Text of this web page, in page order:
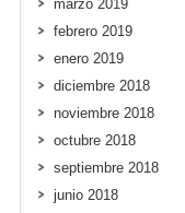
marzo 2019
febrero 2019
enero 2019
diciembre 2018
noviembre 2018
octubre 2018
septiembre 2018
junio 2018